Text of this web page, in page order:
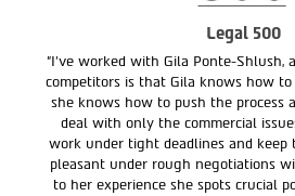
Legal 500
"I’ve worked with Gila Ponte-Shlush,
competitors is that Gila knows how to
she knows how to push the process
deal with only the commercial
work under tight deadlines and
pleasant under rough negotiations
to her experience she spots crucial